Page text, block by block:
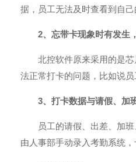
据，员工无法及时查看到自
2、忘带卡现象时有发生
北控软件原来采用的是
法正常打卡的问题，比如说
3、打卡数据与请假、加
员工的请假、出差、加
由人事部手动录入考勤系统